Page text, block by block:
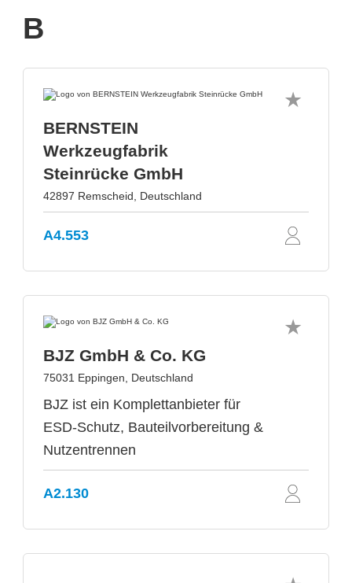
B
BERNSTEIN
Werkzeugfabrik
Steinrücke GmbH
42897 Remscheid, Deutschland
A4.553
BJZ GmbH & Co. KG
75031 Eppingen, Deutschland
BJZ ist ein Komplettanbieter für
ESD-Schutz, Bauteilvorbereitung &
Nutzentrennen
A2.130